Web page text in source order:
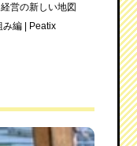
営の新しい地図
編 | Peatix